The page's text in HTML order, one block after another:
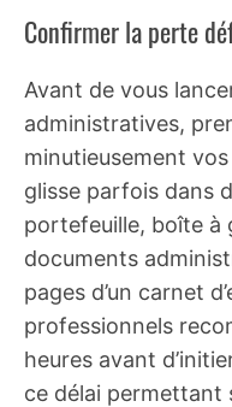
Confirmer la perte
Avant de vous
administratives,
minutieusement
glisse parfois dans
portefeuille, boîte à
documents
pages d’un carnet
professionnels
heures avant
ce délai permettant